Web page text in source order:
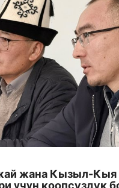
жана Кызыл-Кыя
үчүн коопсуздук